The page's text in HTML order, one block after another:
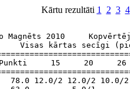
Kārtu rezultāti 1 2 3 4
Magnēts 2010
Visas kārtas secīgi (pie
15     20
78.0 12.0/2 12.0/2